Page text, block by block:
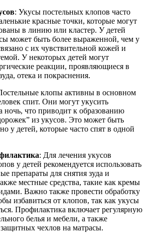
: Укусы постельных клопов часто
красные точки, которые могут
в линию или кластер. У детей
может быть более выраженной, чем у
с их чувствительной кожей и
У некоторых детей могут
реакции, проявляющиеся в
отека и покраснения.
клопы активны в основном
спит. Они могут укусить
ночь, что приводит к образованию
из укусов. Это может быть
у детей, которые часто спят в одной
: Для лечения укусов
у детей рекомендуется использовать
препараты для снятия зуда и
местные средства, такие как кремы
Важно также провести обработку
избавиться от клопов, так как укусы
Профилактика включает регулярную
белья и мебели, а также
чехлов на матрасы.